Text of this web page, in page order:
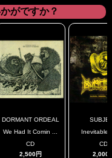
がですか？
DORMANT ORDEAL
We Had It Comin ...
CD
2,500円
Inevitable,
CD
2,000